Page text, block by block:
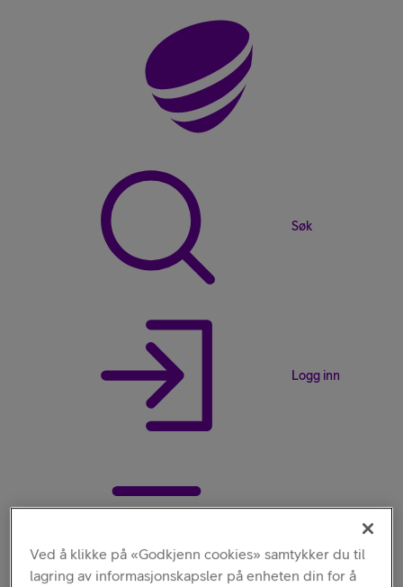
Søk
Logg inn
Ved å klikke på «Godkjenn cookies» samtykker du til
lagring av informasjonskapsler på enheten din for å